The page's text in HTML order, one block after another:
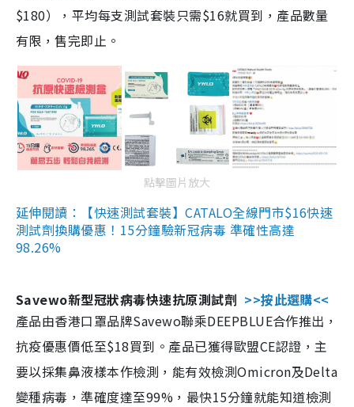
$180），平均每支測試套裝只需$16就買到，產品數量
有限，售完即止。
點擊圖片放大
延伸閱讀：【快速測試套裝】CATALO全線門市$16快速
測試劑換購優惠！15分鐘驗新冠病毒 準確性高達
98.26%
Savewo新型冠狀病毒快速抗原測試劑 >>按此選購<<
產品由香港口罩品牌Savewo聯乘DEEPBLUE合作推出，
抗疫優惠價低至$18買到。產品已獲得歐盟CE認證，主
要以採集鼻液樣本作檢測，能有效檢測Omicron及Delta
變種病毒，準確度達至99%，最快15分鐘就能知道檢測